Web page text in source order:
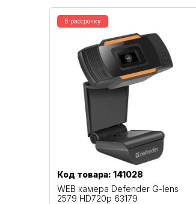
В рассрочку
Код товара: 141028
WEB камера Defender G-lens
2579 HD720p 63179